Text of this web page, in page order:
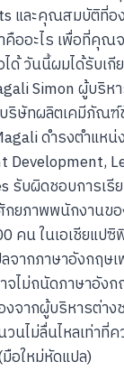
และคุณสมบัติที่อ
ออะไร เพื่อที่คุณ
ด้ วันนี้ผมได้รับเกี
Simon ผู้บริห
ริษัทผลิตเคมีภัณ
ดำรงตำแหน่
Development,
รับผิดชอบการเรี
ยภาพพนักงานข
คน ในเอเชียแปซิ
ากภาษาอังกฤษเ
จไม่ถนัดภาษาอัง
จากผู้บริหารต่าง
นไม่ลื่นไหลเท่าที่
อใหม่หัดแปล)